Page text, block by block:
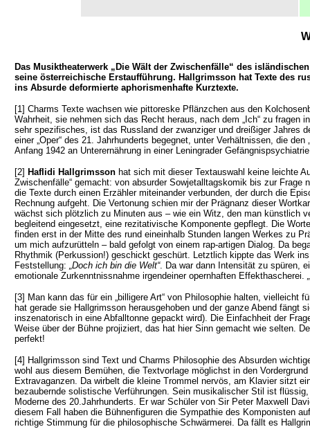
Das Musiktheaterwerk „Die Wält der Zwischenfälle“ des
seine österreichische Erstaufführung. Hallgrimsson hat Texte des
ins Absurde deformierte aphorismenhafte Kurztexte.
[1] Charms Texte wachsen wie pittoreske Pflänzchen aus den
Wahrheit, sie nehmen sich das Recht heraus, nach dem „Ich“ zu
sehr spezifisches, ist das Russland der zwanziger und dreißiger Jahres
einer „Oper“ des 21. Jahrhunderts begegnet, unter Verhältnissen, die
Anfang 1942 an Unterernährung in einer Leningrader
[2] Haflidi Hallgrimsson hat sich mit dieser Textauswahl keine leichte
Zwischenfälle“ gemacht: von absurder Sowjetalltagskomik bis zur Frage
die Texte durch einen Erzähler miteinander verbunden, der durch die
Rechnung aufgeht. Die Vertonung schien mir der Prägnanz dieser
wächst sich plötzlich zu Minuten aus – wie ein Witz, den man künstlich
begleitend eingesetzt, eine rezitativische Komponente gepflegt. Die
finden erst in der Mitte des rund eineinhalb Stunden langen Werkes zu
um mich aufzurütteln – bald gefolgt von einem rap-artigen Dialog. Da
Rhythmik (Perkussion!) geschickt geschürt. Letztlich kippte das Werk
Feststellung: „Doch ich bin die Welt“. Da war dann Intensität zu spüren,
emotionale Zurkenntnissnahme irgendeiner opernhaften Effekthascherei.
[3] Man kann das für ein „billigere Art“ von Philosophie halten,
hat gerade sie Hallgrimsson herausgehoben und der ganze Abend
inszenatorisch in eine Abfalltonne gepackt wird). Die Einfachheit der
Weise über der Bühne projiziert, das hat hier Sinn gemacht wie selten.
perfekt!
[4] Hallgrimsson sind Text und Charms Philosophie des Absurden
wohl aus diesem Bemühen, die Textvorlage möglichst in den
Extravaganzen. Da wirbelt die kleine Trommel nervös, am Klavier sitzt
bezaubernde solistische Verführungen. Sein musikalischer Stil ist
Moderne des 20.Jahrhunderts. Er war Schüler von Sir Peter Maxwell
diesem Fall haben die Bühnenfiguren die Sympathie des Komponisten
richtige Stimmung für die philosophische Schwärmerei. Da fällt es